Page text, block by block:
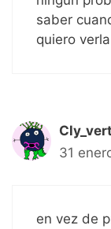
saber
quiero
Cly_vert
31
en vez de